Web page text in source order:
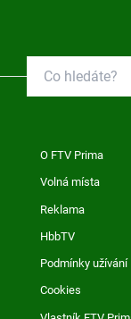
O FTV Prima
Volná místa
Reklama
HbbTV
Podmínky užívání
Cookies